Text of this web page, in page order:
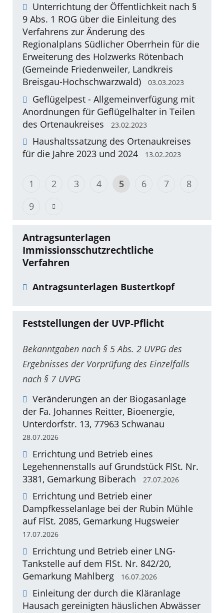
Unterrichtung der Öffentlichkeit nach §
9 Abs. 1 ROG über die Einleitung des
Verfahrens zur Änderung des
Regionalplans Südlicher Oberrhein für die
Erweiterung des Holzwerks Rötenbach
(Gemeinde Friedenweiler, Landkreis
Breisgau-Hochschwarzwald)
03.03.2023
Geflügelpest - Allgemeinverfügung mit
Anordnungen für Geflügelhalter in Teilen
des Ortenaukreises
23.02.2023
Haushaltssatzung des Ortenaukreises
für die Jahre 2023 und 2024
13.02.2023
1 2 3 4 5 6 7
8
9
Antragsunterlagen
Immissionsschutzrechtliche
Verfahren
Antragsunterlagen Bustertkopf
Feststellungen der UVP-Pflicht
Bekanntgaben nach § 5 Abs. 2 UVPG des
Ergebnisses der Vorprüfung des Einzelfalls
nach § 7 UVPG
Veränderungen an der Biogasanlage
der Fa. Johannes Reitter, Bioenergie,
Unterdorfstr. 13, 77963 Schwanau
28.07.2026
Errichtung und Betrieb eines
Legehennenstalls auf Grundstück FlSt. Nr.
3381, Gemarkung Biberach
27.07.2026
Errichtung und Betrieb einer
Dampfkesselanlage bei der Rubin Mühle
auf FlSt. 2085, Gemarkung Hugsweier
17.07.2026
Errichtung und Betrieb einer LNG-
Tankstelle auf dem FlSt. Nr. 842/20,
Gemarkung Mahlberg
16.07.2026
Einleitung der durch die Kläranlage
Hausach gereinigten häuslichen Abwässer